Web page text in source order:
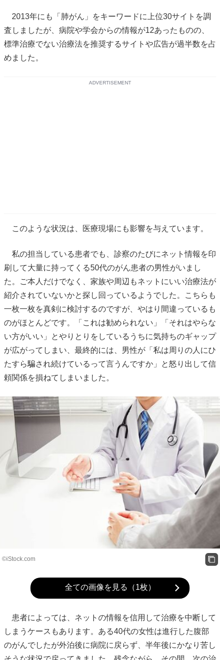
2013年にも「肺がん」をキーワードに上位30サイトを調
査しましたが、病院や学会からの情報が12あったものの、
標準治療でない治療法を推奨するサイトや広告が過半数を占
めました。
ADVERTISEMENT
このような状況は、医療現場にも影響を与えています。
私の担当している患者でも、診察のたびにネット情報を印
刷して大量に持ってくる50代のがん患者の男性がいまし
た。ご本人だけでなく、家族や周辺もネットにいい治療法が
紹介されていないかと探し回っているようでした。こちらも
一枚一枚を真剣に検討するのですが、やはり間違っているも
のがほとんどです。「これは勧められない」「それはやらな
い方がいい」とやりとりをしているうちに気持ちのギャップ
が広がってしまい、最終的には、男性が「私は周りの人にひ
たすら騙され続けているって言うんですか」と怒り出して信
頼関係を損ねてしまいました。
©iStock.com
全ての画像を見る（1枚）
患者によっては、ネットの情報を信用して治療を中断して
しまうケースもあります。ある40代の女性は進行した腹部
のがんでしたが外泊後に病院に戻らず、半年後にかなり苦し